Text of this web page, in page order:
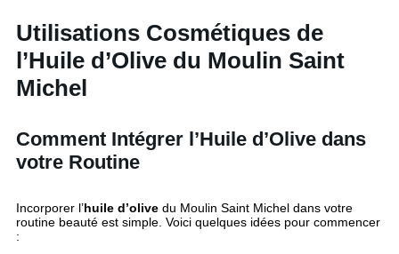
Utilisations Cosmétiques de
l’Huile d’Olive du Moulin Saint
Michel
Comment Intégrer l’Huile d’Olive dans
votre Routine
Incorporer l’huile d’olive du Moulin Saint Michel dans votre
routine beauté est simple. Voici quelques idées pour commencer
: